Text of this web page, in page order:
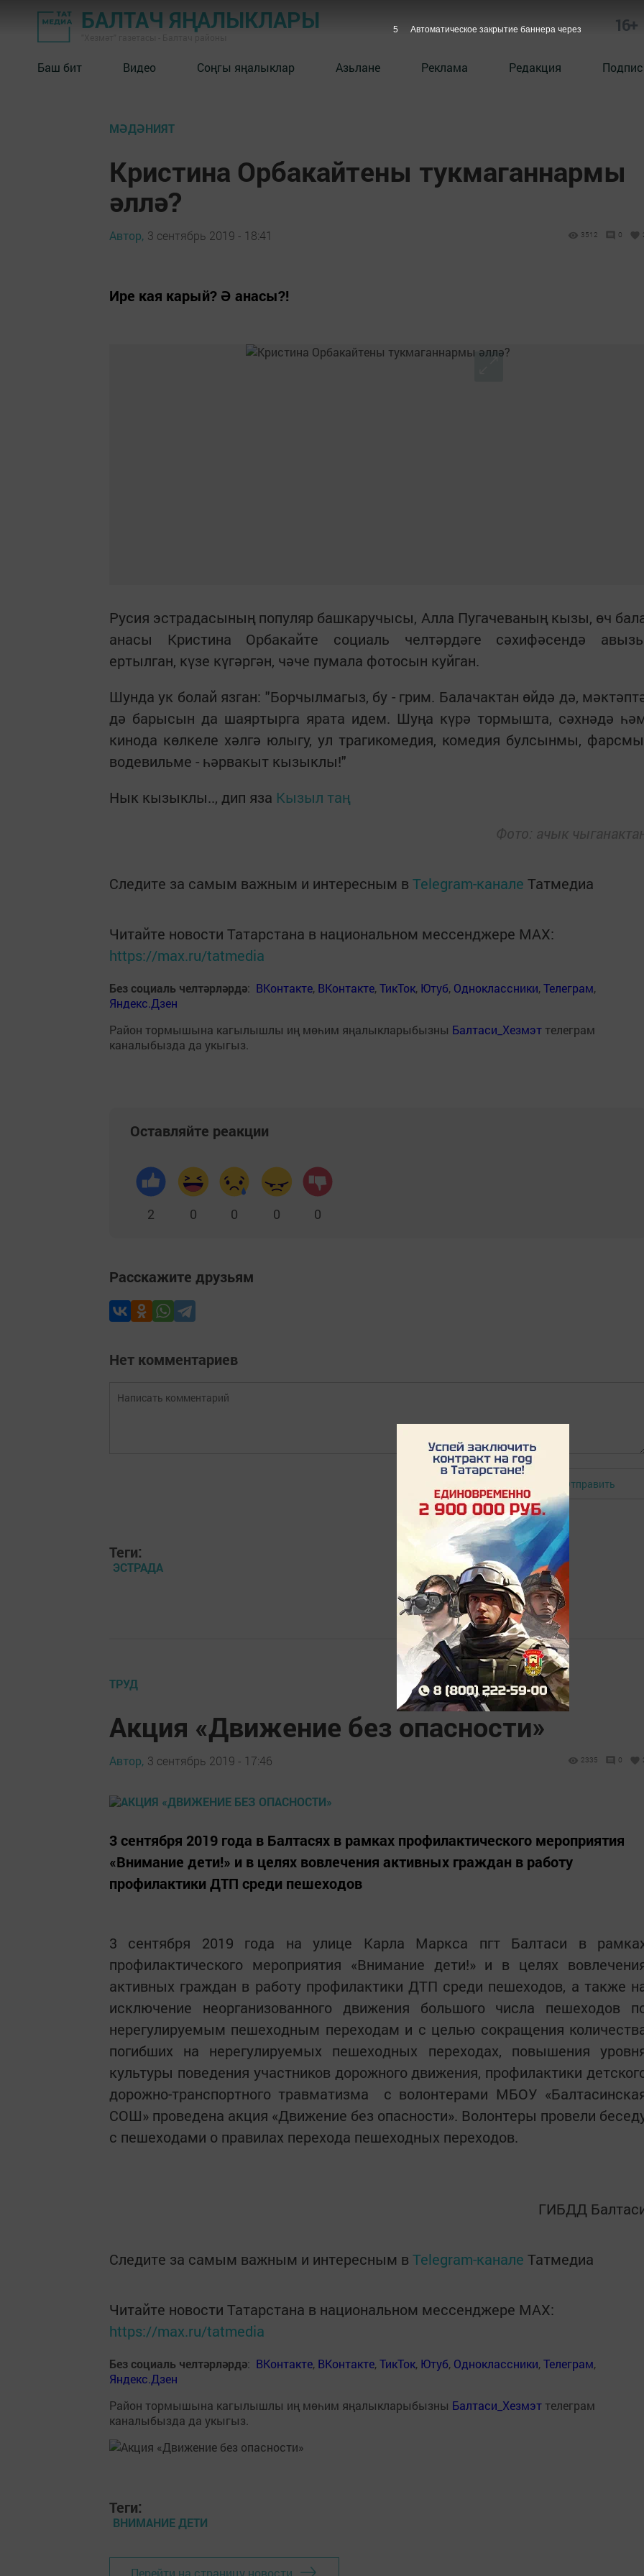
БАЛТАЧ ЯҢАЛЫКЛАРЫ 16+
Баш бит Видео Соңгы яңалыклар Азьлане Реклама Редакция
МӘДӘНИЯТ
Кристина Орбакайтены тукмаганнармы
әллә?
Автор, 3 сентябрь 2019 - 18:41 3512 0
Ире кая карый? Ә анасы?!
Русия эстрадасының популяр башкаручысы, Алла Пугачеваның кызы, өч
анасы Кристина Орбакайте социаль челтәрдәге сәхифәсендә
ертылган, күзе күгәргән, чәче пумала фотосын куйган.
Шунда ук болай язган: "Борчылмагыз, бу - грим. Балачактан өйдә дә,
дә барысын да шаяртырга ярата идем. Шуңа күрә тормышта, сәхнәдә
кинода көлкеле хәлгә юлыгу, ул трагикомедия, комедия булсынмы,
водевильме - һәрвакыт кызыклы!"
Нык кызыклы.., дип яза Кызыл таң
Фото: ачык
Следите за самым важным и интересным в Telegram-канале Татмедиа
Читайте новости Татарстана в национальном мессенджере MАХ:
https://max.ru/tatmedia
Без социаль челтәрләрдә: ВКонтакте, ВКонтакте,ТикТок, Ютуб, Одноклассники,Телеграм,
Яндекс.Дзен
Район тормышына кагылышлы иң мөһим яңалыкларыбызны Балтаси_Хезмэт телеграм
каналыбызда да укыгыз.
Оставляйте реакции
2 0 0 0 0
Расскажите друзьям
Нет комментариев
Отправить
Теги:
ЭСТРАДА
ТРУД
Акция «Движение без опасности»
Автор, 3 сентябрь 2019 - 17:46 2335 0
3 сентября 2019 года в Балтасях в рамках профилактического мероприятия
«Внимание дети!» и в целях вовлечения активных граждан в работу
профилактики ДТП среди пешеходов
3 сентября 2019 года на улице Карла Маркса пгт Балтаси в
профилактического мероприятия «Внимание дети!» и в целях
активных граждан в работу профилактики ДТП среди пешеходов, а также
исключение неорганизованного движения большого числа пешеходов
нерегулируемым пешеходным переходам и с целью сокращения
погибших на нерегулируемых пешеходных переходах, повышения
культуры поведения участников дорожного движения, профилактики
дорожно-транспортного травматизма с волонтерами МБОУ
СОШ» проведена акция «Движение без опасности». Волонтеры провели
с пешеходами о правилах перехода пешеходных переходов.
ГИБДД
Следите за самым важным и интересным в Telegram-канале Татмедиа
Читайте новости Татарстана в национальном мессенджере MАХ:
https://max.ru/tatmedia
Без социаль челтәрләрдә: ВКонтакте, ВКонтакте,ТикТок, Ютуб, Одноклассники,Телеграм,
Яндекс.Дзен
Район тормышына кагылышлы иң мөһим яңалыкларыбызны Балтаси_Хезмэт телеграм
каналыбызда да укыгыз.
Теги:
ВНИМАНИЕ ДЕТИ
Перейти на страницу новости
4 Автоматическое закрытие баннера через